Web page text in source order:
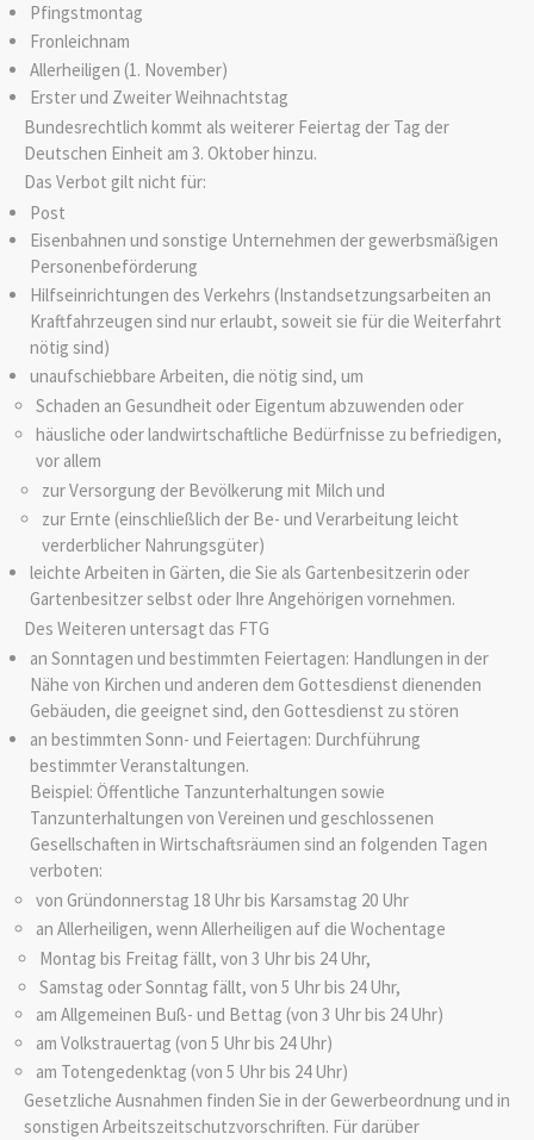
Pfingstmontag
Fronleichnam
Allerheiligen (1. November)
Erster und Zweiter Weihnachtstag
Bundesrechtlich kommt als weiterer Feiertag der Tag der
Deutschen Einheit am 3. Oktober hinzu.
Das Verbot gilt nicht für:
Post
Eisenbahnen und sonstige Unternehmen der gewerbsmäßigen
Personenbeförderung
Hilfseinrichtungen des Verkehrs (Instandsetzungsarbeiten an
Kraftfahrzeugen sind nur erlaubt, soweit sie für die Weiterfahrt
nötig sind)
unaufschiebbare Arbeiten, die nötig sind, um
Schaden an Gesundheit oder Eigentum abzuwenden oder
häusliche oder landwirtschaftliche Bedürfnisse zu befriedigen,
vor allem
zur Versorgung der Bevölkerung mit Milch und
zur Ernte (einschließlich der Be- und Verarbeitung leicht
verderblicher Nahrungsgüter)
leichte Arbeiten in Gärten, die Sie als Gartenbesitzerin oder
Gartenbesitzer selbst oder Ihre Angehörigen vornehmen.
Des Weiteren untersagt das FTG
an Sonntagen und bestimmten Feiertagen: Handlungen in der
Nähe von Kirchen und anderen dem Gottesdienst dienenden
Gebäuden, die geeignet sind, den Gottesdienst zu stören
an bestimmten Sonn- und Feiertagen: Durchführung
bestimmter Veranstaltungen.
Beispiel: Öffentliche Tanzunterhaltungen sowie
Tanzunterhaltungen von Vereinen und geschlossenen
Gesellschaften in Wirtschaftsräumen sind an folgenden Tagen
verboten:
von Gründonnerstag 18 Uhr bis Karsamstag 20 Uhr
an Allerheiligen, wenn Allerheiligen auf die Wochentage
Montag bis Freitag fällt, von 3 Uhr bis 24 Uhr,
Samstag oder Sonntag fällt, von 5 Uhr bis 24 Uhr,
am Allgemeinen Buß- und Bettag (von 3 Uhr bis 24 Uhr)
am Volkstrauertag (von 5 Uhr bis 24 Uhr)
am Totengedenktag (von 5 Uhr bis 24 Uhr)
Gesetzliche Ausnahmen finden Sie in der Gewerbeordnung und in
sonstigen Arbeitszeitschutzvorschriften. Für darüber